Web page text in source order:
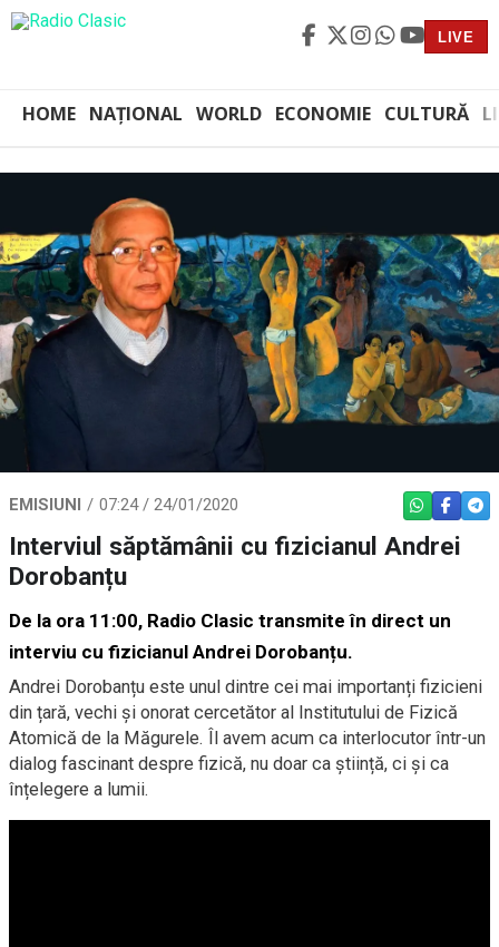
LIVE
HOME NAȚIONAL WORLD ECONOMIE CULTURĂ
EMISIUNI 07:24 / 24/01/2020 WHATSAPP
Interviul săptămânii cu fizicianul Andrei
Dorobanțu
De la ora 11:00, Radio Clasic transmite în direct un
interviu cu fizicianul Andrei Dorobanțu.
Andrei Dorobanțu este unul dintre cei mai importanți fizicieni
din țară, vechi şi onorat cercetător al Institutului de Fizică
Atomică de la Măgurele. Îl avem acum ca interlocutor într-un
dialog fascinant despre fizică, nu doar ca știință, ci și ca
înțelegere a lumii.